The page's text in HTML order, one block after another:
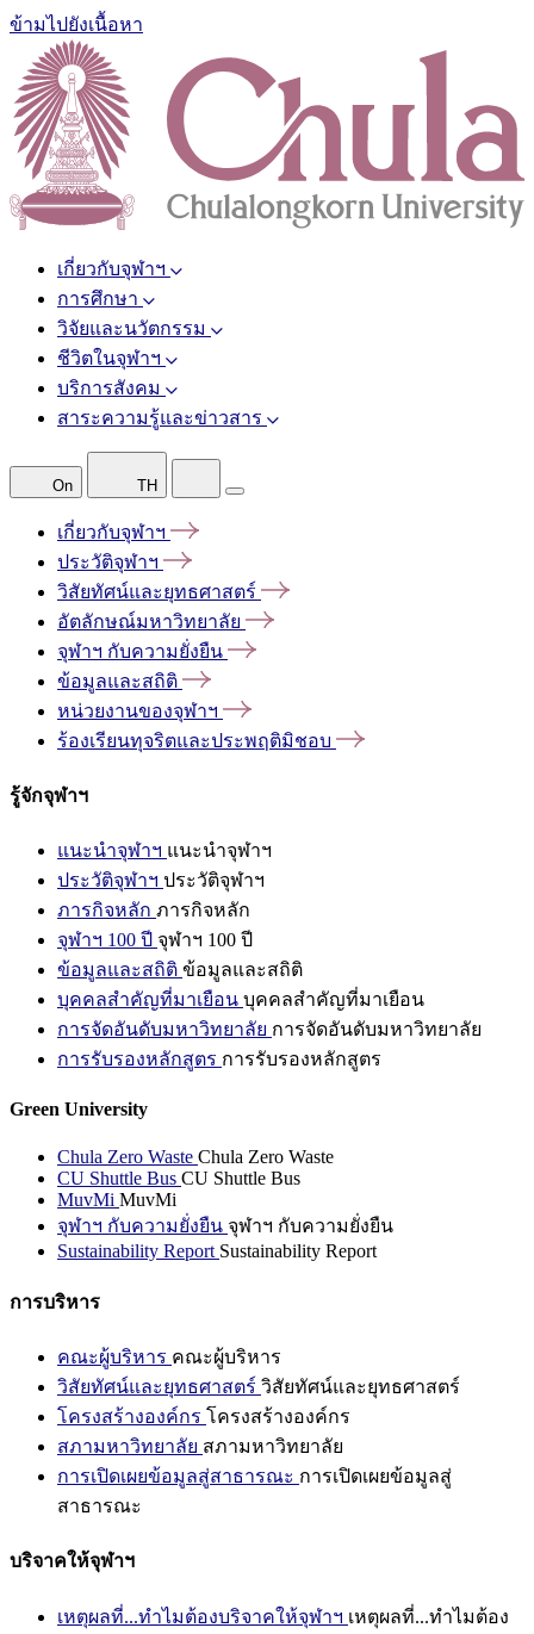
ข้ามไปยังเนื้อหา
เกี่ยวกับจุฬาฯ
การศึกษา
วิจัยและนวัตกรรม
ชีวิตในจุฬาฯ
บริการสังคม
สาระความรู้และข่าวสาร
On TH
เกี่ยวกับจุฬาฯ
ประวัติจุฬาฯ
วิสัยทัศน์และยุทธศาสตร์
อัตลักษณ์มหาวิทยาลัย
จุฬาฯ กับความยั่งยืน
ข้อมูลและสถิติ
หน่วยงานของจุฬาฯ
ร้องเรียนทุจริตและประพฤติมิชอบ
รู้จักจุฬาฯ
แนะนำจุฬาฯ แนะนำจุฬาฯ
ประวัติจุฬาฯ ประวัติจุฬาฯ
ภารกิจหลัก ภารกิจหลัก
จุฬาฯ 100 ปี จุฬาฯ 100 ปี
ข้อมูลและสถิติ ข้อมูลและสถิติ
บุคคลสำคัญที่มาเยือน บุคคลสำคัญที่มาเยือน
การจัดอันดับมหาวิทยาลัย การจัดอันดับมหาวิทยาลัย
การรับรองหลักสูตร การรับรองหลักสูตร
Green University
Chula Zero Waste Chula Zero Waste
CU Shuttle Bus CU Shuttle Bus
MuvMi MuvMi
จุฬาฯ กับความยั่งยืน จุฬาฯ กับความยั่งยืน
Sustainability Report Sustainability Report
การบริหาร
คณะผู้บริหาร คณะผู้บริหาร
วิสัยทัศน์และยุทธศาสตร์ วิสัยทัศน์และยุทธศาสตร์
โครงสร้างองค์กร โครงสร้างองค์กร
สภามหาวิทยาลัย สภามหาวิทยาลัย
การเปิดเผยข้อมูลสู่สาธารณะ การเปิดเผยข้อมูลสู่
สาธารณะ
บริจาคให้จุฬาฯ
เหตุผลที่...ทำไมต้องบริจาคให้จุฬาฯ เหตุผลที่...ทำไมต้อง